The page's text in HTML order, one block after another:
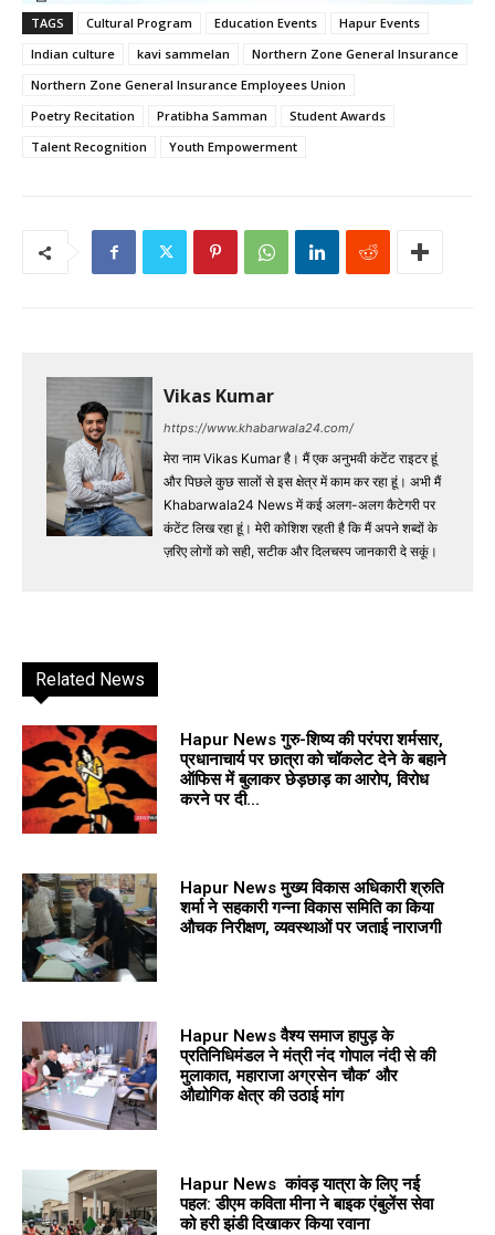
TAGS Cultural Program Education Events
Hapur Events
Indian culture
kavi sammelan
Northern Zone General Insurance
Northern Zone General Insurance Employees Union
Poetry Recitation
Pratibha Samman
Student Awards
Talent Recognition
Youth Empowerment
Vikas Kumar
https://www.khabarwala24.com/
मेरा नाम Vikas Kumar है। मैं एक अनुभवी कंटेंट राइटर हूं
और पिछले कुछ सालों से इस क्षेत्र में काम कर रहा हूं। अभी मैं
Khabarwala24 News में कई अलग-अलग कैटेगरी पर
कंटेंट लिख रहा हूं। मेरी कोशिश रहती है कि मैं अपने शब्दों के
ज़रिए लोगों को सही, सटीक और दिलचस्प जानकारी दे सकूं।
Related News
Hapur News गुरु-शिष्य की परंपरा शर्मसार,
प्रधानाचार्य पर छात्रा को चॉकलेट देने के बहाने
ऑफिस में बुलाकर छेड़छाड़ का आरोप, विरोध
करने पर दी...
Hapur News मुख्य विकास अधिकारी श्रुति
शर्मा ने सहकारी गन्ना विकास समिति का किया
औचक निरीक्षण, व्यवस्थाओं पर जताई नाराजगी
Hapur News वैश्य समाज हापुड़ के
प्रतिनिधिमंडल ने मंत्री नंद गोपाल नंदी से की
मुलाकात, महाराजा अग्रसेन चौक’ और
औद्योगिक क्षेत्र की उठाई मांग
Hapur News कांवड़ यात्रा के लिए नई
पहल: डीएम कविता मीना ने बाइक एंबुलेंस सेवा
को हरी झंडी दिखाकर किया रवाना